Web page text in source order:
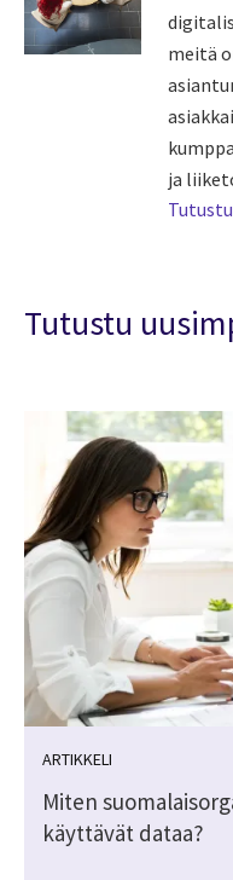
meitä
ja
Tutustu
ARTIKKELI
Miten
käyttävät dataa?